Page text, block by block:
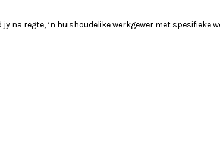
na regte, ‘n huishoudelike werkgewer met spesifieke